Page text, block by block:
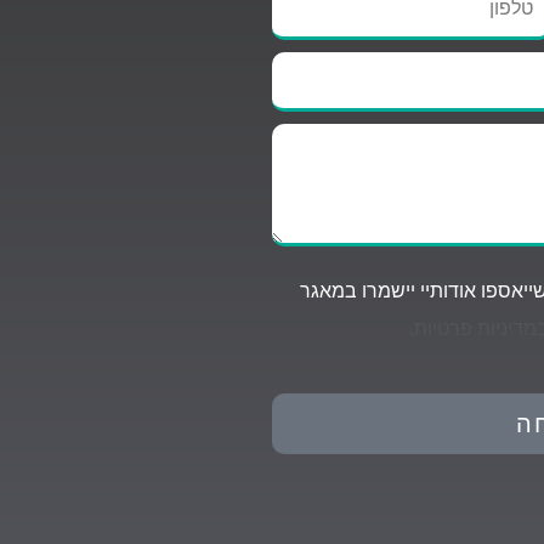
אודותיי יישמרו במאגר